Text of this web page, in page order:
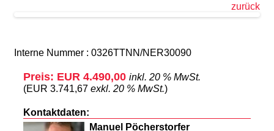
zurück
Interne Nummer : 0326TTNN/NER30090
Preis: EUR 4.490,00 inkl. 20 % MwSt.
(EUR 3.741,67 exkl. 20 % MwSt.)
Kontaktdaten:
Manuel Pöcherstorfer